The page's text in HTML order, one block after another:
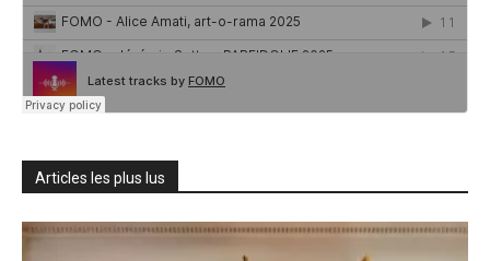
Articles les plus lus